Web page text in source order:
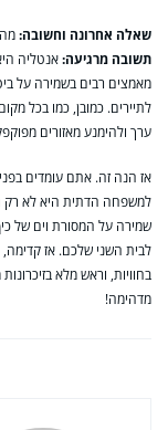
שאלה אחרונה וחשובה:
תשובה מרגיעה:אנטליה
מאמצים רבים בשמירה על
לתיירים. כמובן, כמו בכל
ערך ולהימנע מאזורים
אז הנה זה. אתם עומדים
למשפחה הדתית היא לא רק
שמירה על המסורת וים של
לבית השני שלכם. אז קדימה,
בחוויות, וראש מלא
מדהימה!